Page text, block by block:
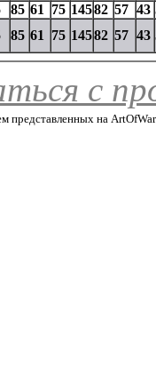
85 61 75 14582 57 43
85 61 75 14582 57 43
с
представленных на